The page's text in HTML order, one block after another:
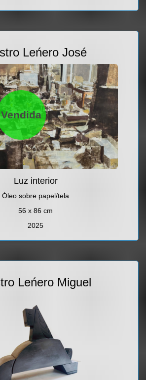
Vendida
Leńero José
Luz interior
Óleo sobre papel/tela
56 x 86 cm
2025
Leńero Miguel